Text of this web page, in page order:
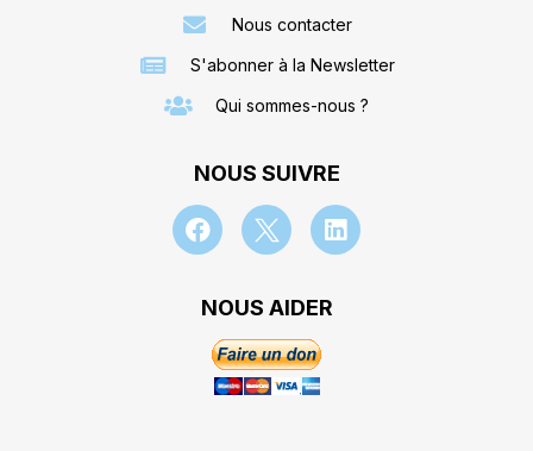
Nous contacter
S'abonner à la Newsletter
Qui sommes-nous ?
NOUS SUIVRE
NOUS AIDER